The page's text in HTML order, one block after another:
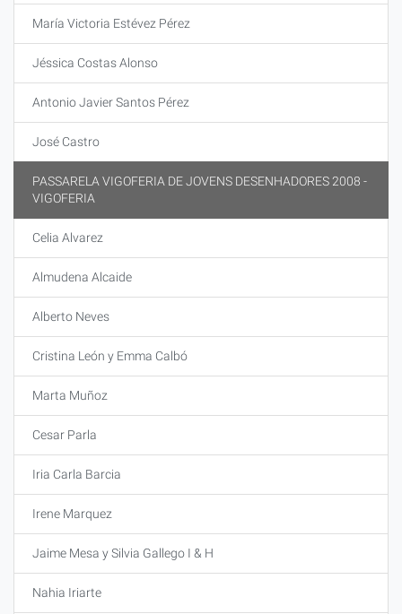
María Victoria Estévez Pérez
Jéssica Costas Alonso
Antonio Javier Santos Pérez
José Castro
PASSARELA VIGOFERIA DE JOVENS DESENHADORES 2008 -
VIGOFERIA
Celia Alvarez
Almudena Alcaide
Alberto Neves
Cristina León y Emma Calbó
Marta Muñoz
Cesar Parla
Iria Carla Barcia
Irene Marquez
Jaime Mesa y Silvia Gallego I & H
Nahia Iriarte